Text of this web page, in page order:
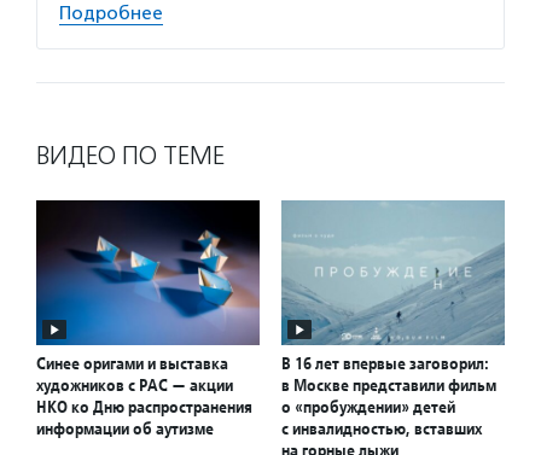
Подробнее
ВИДЕО ПО ТЕМЕ
Синее оригами и выставка
художников с РАС — акции
НКО ко Дню распространения
информации об аутизме
В 16 лет впервые заговорил:
в Москве представили фильм
о «пробуждении» детей
с инвалидностью, вставших